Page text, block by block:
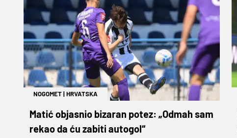
NOGOMET|HRVATSKA
Matić objasnio bizaran potez: „Odmah sam
rekao da ću zabiti autogol“